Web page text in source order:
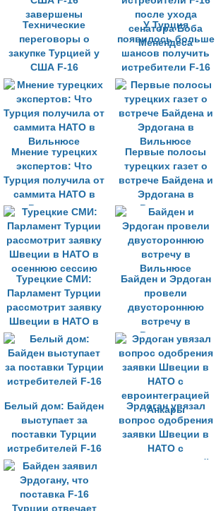
Технические
переговоры о
закупке Турцией у
США F-16
завершены
У Турция
появилось больше
шансов получить
истребители F-16
после ухода
сенатора Боба
Менендеса
Мнение турецких
экспертов: Что
Турция получила от
саммита НАТО в
Вильнюсе
Первые полосы
турецких газет о
встрече Байдена и
Эрдогана в
Вильнюсе
Турецкие СМИ:
Парламент Турции
рассмотрит заявку
Швеции в НАТО в
осеннюю сессию
Байден и Эрдоган
провели
двустороннюю
встречу в
Вильнюсе
Белый дом: Байден
выступает за
поставки Турции
истребителей F-16
Эрдоган увязал
вопрос одобрения
заявки Швеции в
НАТО с
евроинтеграцией